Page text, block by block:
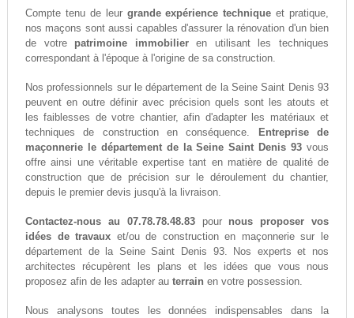
Compte tenu de leur grande expérience technique et pratique,
nos maçons sont aussi capables d'assurer la rénovation d'un bien
de votre patrimoine immobilieren utilisant les techniques
correspondant à l'époque à l'origine de sa construction.
Nos professionnels sur le département de la Seine Saint Denis 93
peuvent en outre définir avec précision quels sont les atouts et
les faiblesses de votre chantier, afin d'adapter les matériaux et
techniques de construction en conséquence.
Entreprise de
maçonnerie le département de la Seine Saint Denis 93 vous
offre ainsi une véritable expertise tant en matière de qualité de
construction que de précision sur le déroulement du chantier,
depuis le premier devis jusqu'à la livraison.
Contactez-nous au 07.78.78.48.83pour nous proposer vos
idées de travaux et/ou de construction en maçonnerie sur le
département de la Seine Saint Denis 93. Nos experts et nos
architectes récupèrent les plans et les idées que vous nous
proposez afin de les adapter au terrain en votre possession.
Nous analysons toutes les données indispensables dans la